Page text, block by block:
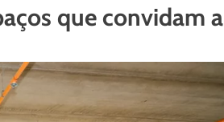
que convidam a